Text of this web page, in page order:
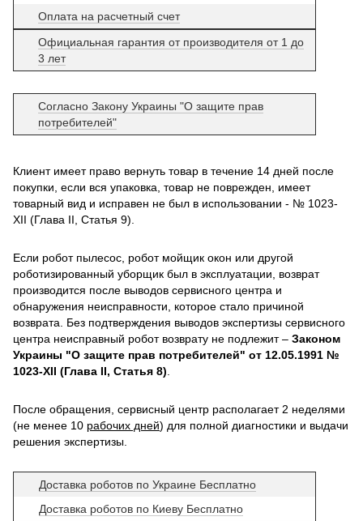
Оплата на расчетный счет
Официальная гарантия от производителя от 1 до
3 лет
Согласно Закону Украины "О защите прав
потребителей"
Клиент имеет право вернуть товар в течение 14 дней после
покупки, если вся упаковка, товар не поврежден, имеет
товарный вид и исправен не был в использовании - № 1023-
XII (Глава II, Статья 9).
Если робот пылесос, робот мойщик окон или другой
роботизированный уборщик был в эксплуатации, возврат
производится после выводов сервисного центра и
обнаружения неисправности, которое стало причиной
возврата. Без подтверждения выводов экспертизы сервисного
центра неисправный робот возврату не подлежит – Законом
Украины "О защите прав потребителей" от 12.05.1991 №
1023-XII (Глава II, Статья 8)
После обращения, сервисный центр располагает 2 неделями
(не менее 10 рабочих дней) для полной диагностики и выдачи
решения экспертизы.
Доставка роботов по Украине Бесплатно
Доставка роботов по Киеву Бесплатно